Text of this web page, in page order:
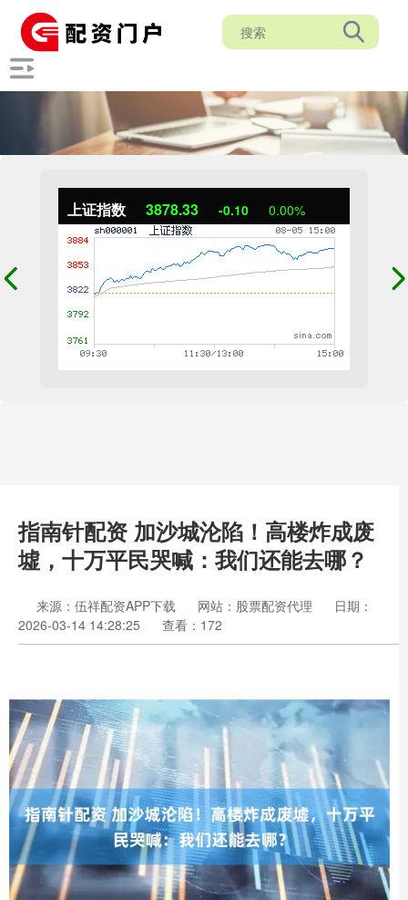
上证指数 3878.33 -0.10 0.00%
指南针配资 加沙城沦陷！高楼炸成废
墟，十万平民哭喊：我们还能去哪？
来源：伍祥配资APP下载 网站：股票配资代理
日期：
2026-03-14 14:28:25
查看：172